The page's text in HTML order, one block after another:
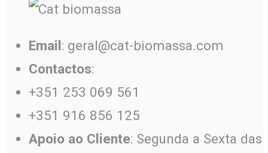
Email : geral@cat-biomassa.com
Contactos:
+351 253 069 561
+351 916 856 125
Apoio ao Cliente: Segunda a Sexta das